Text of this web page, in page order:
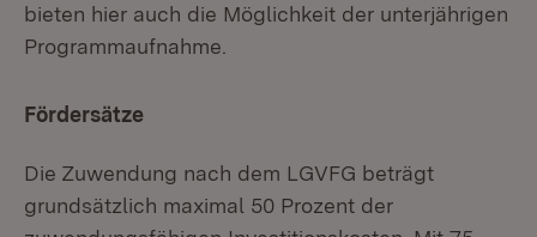
bieten hier auch die Möglichkeit der unterjährigen
Programmaufnahme.
Fördersätze
Die Zuwendung nach dem LGVFG beträgt
grundsätzlich maximal 50 Prozent der